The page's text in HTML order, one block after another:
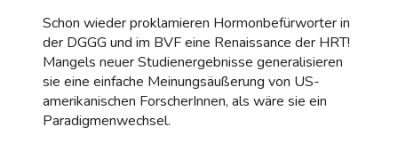
Schon wieder proklamieren Hormonbefürworter in
der DGGG und im BVF eine Renaissance der HRT!
Mangels neuer Studienergebnisse generalisieren
sie eine einfache Meinungsäußerung von US-
amerikanischen ForscherInnen, als wäre sie ein
Paradigmenwechsel.